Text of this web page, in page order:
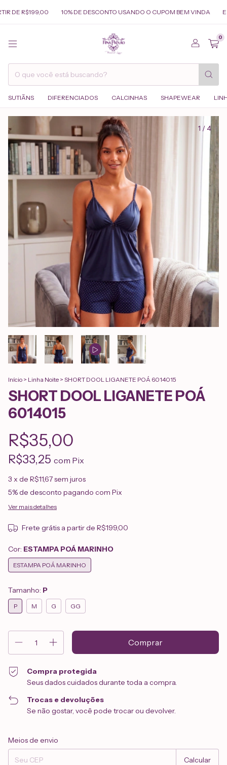
R$199,00 10% DE DESCONTO USANDO O CUPOM BEM VINDA
0
SUTIÃNS DIFERENCIADOS CALCINHAS SHAPEWEAR
1 /4
Início > Linha Noite > SHORT DOOL LIGANETE POÁ 6014015
SHORT DOOL LIGANETE POÁ
6014015
R$35,00
R$33,25 com Pix
3 x de R$11,67sem juros
5% de desconto pagando com Pix
Ver mais detalhes
Frete grátis a partir de R$199,00
Cor: ESTAMPA POÁ MARINHO
ESTAMPA POÁ MARINHO
Tamanho: P
P M G GG
Compra protegida
Seus dados cuidados durante toda a compra.
Trocas e devoluções
Se não gostar, você pode trocar ou devolver.
Entregas para o CEP:
Meios de envio
Calcular